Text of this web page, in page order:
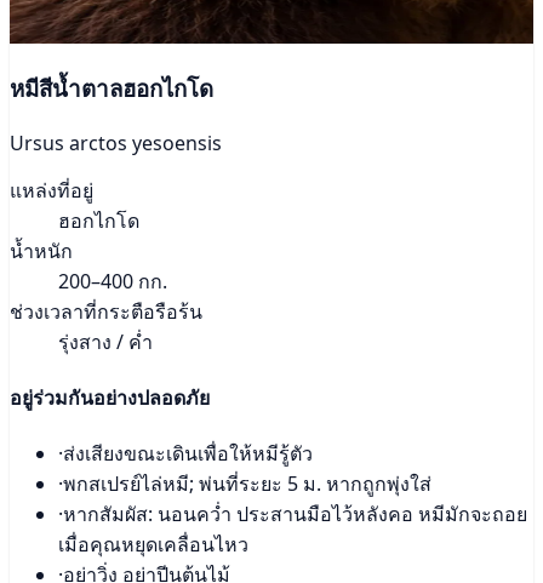
หมีสีน้ำตาลฮอกไกโด
Ursus arctos yesoensis
แหล่งที่อยู่
ฮอกไกโด
น้ำหนัก
200–400 กก.
ช่วงเวลาที่กระตือรือร้น
รุ่งสาง / ค่ำ
อยู่ร่วมกันอย่างปลอดภัย
·ส่งเสียงขณะเดินเพื่อให้หมีรู้ตัว
·พกสเปรย์ไล่หมี; พ่นที่ระยะ 5 ม. หากถูกพุ่งใส่
·หากสัมผัส: นอนคว่ำ ประสานมือไว้หลังคอ หมีมักจะถอย
เมื่อคุณหยุดเคลื่อนไหว
·อย่าวิ่ง อย่าปีนต้นไม้